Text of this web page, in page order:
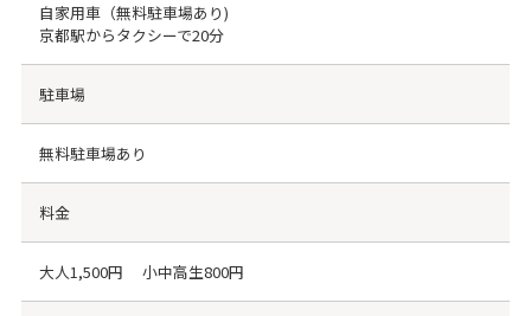
自家用車（無料駐車場あり)
京都駅からタクシーで20分
駐車場
無料駐車場あり
料金
大人1,500円 小中高生800円